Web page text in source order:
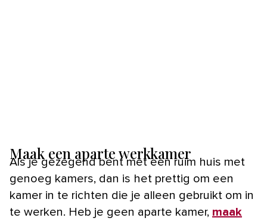
Maak een aparte werkkamer
Als je gezegend bent met een ruim huis met
genoeg kamers, dan is het prettig om een
kamer in te richten die je alleen gebruikt om in
te werken. Heb je geen aparte kamer, maak